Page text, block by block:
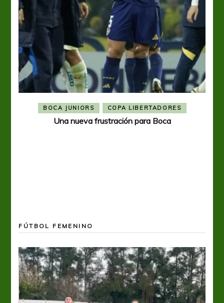
BOCA JUNIORS COPA LIBERTADORES
Una nueva frustración para Boca
FÚTBOL FEMENINO